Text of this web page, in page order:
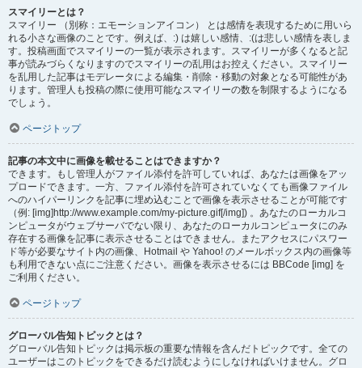
スマイリーとは？
スマイリー （別称：エモーションアイコン） とは感情を表現するために用いら
れる小さな画像のことです。例えば、:) は嬉しい感情、:(は悲しい感情を表しま
す。投稿画面でスマイリーの一覧が表示されます。スマイリーが多くなると記
事が読みづらくなりますのでスマイリーの乱用はお控えください。スマイリー
を乱用した記事はモデレータによる編集・削除・移動の対象となる可能性があ
ります。管理人も投稿の際に使用可能なスマイリーの数を制限するようになる
でしょう。
ページトップ
記事の本文中に画像を載せることはできますか？
できます。もし管理人がファイル添付を許可していれば、あなたは画像をアッ
プロードできます。一方、ファイル添付を許可されていなくても画像ファイル
へのハイパーリンクを記事に埋め込むことで画像を表示させることが可能です
（例: [img]http://www.example.com/my-picture.gif[/img]) 。あなたのローカルコ
ンピュータがウェブサーバでない限り、あなたのローカルコンピュータにのみ
存在する画像を記事に表示させることはできません。またアクセスにパスワー
ド等が必要なサイト内の画像、Hotmail や Yahoo! のメールボックス内の画像等
も利用できない点にご注意ください。画像を表示させるには BBCode [img] を
ご利用ください。
ページトップ
グローバル告知トピックとは？
グローバル告知トピックは掲示板の重要な情報を含んだトピックです。全ての
ユーザーはこのトピックをできるだけ読むようにしなければいけません。グロ